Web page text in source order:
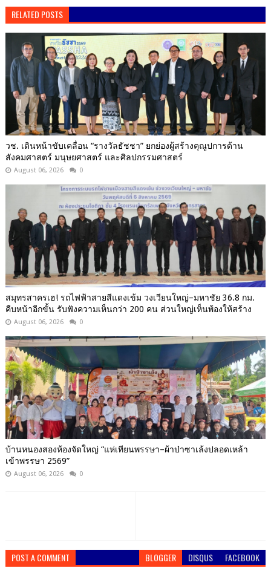
RELATED POSTS
วช. เดินหน้าขับเคลื่อน “รางวัลธัชชา” ยกย่องผู้สร้างคุณูปการด้าน
สังคมศาสตร์ มนุษยศาสตร์ และศิลปกรรมศาสตร์
August 06, 2026 0
สมุทรสาครเฮ! รถไฟฟ้าสายสีแดงเข้ม วงเวียนใหญ่–มหาชัย 36.8 กม.
คืบหน้าอีกขั้น รับฟังความเห็นกว่า 200 คน ส่วนใหญ่เห็นพ้องให้สร้าง
August 06, 2026 0
บ้านหนองสองห้องจัดใหญ่ “แห่เทียนพรรษา–ผ้าป่าซาเล้งปลอดเหล้า
เข้าพรรษา 2569”
August 06, 2026 0
POST A COMMENT BLOGGER DISQUS FACEBOOK